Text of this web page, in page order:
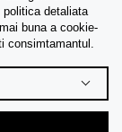
politica detaliata
buna a cookie-
consimtamantul.